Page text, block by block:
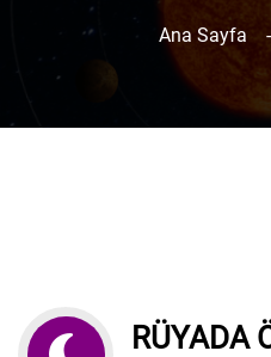
Ana Sayfa -
RÜYADA